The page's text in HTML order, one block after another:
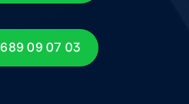
689 09 07 03